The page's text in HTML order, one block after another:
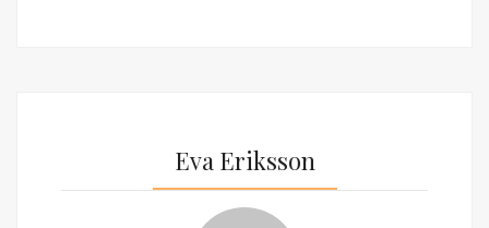
Eva Eriksson